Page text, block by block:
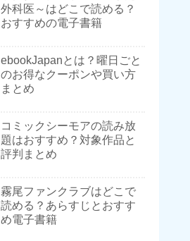
外科医～はどこで読める？
おすすめの電子書籍
ebookJapanとは？曜日ごと
のお得なクーポンや買い方
まとめ
コミックシーモアの読み放
題はおすすめ？対象作品と
評判まとめ
霧尾ファンクラブはどこで
読める？あらすじとおすす
め電子書籍